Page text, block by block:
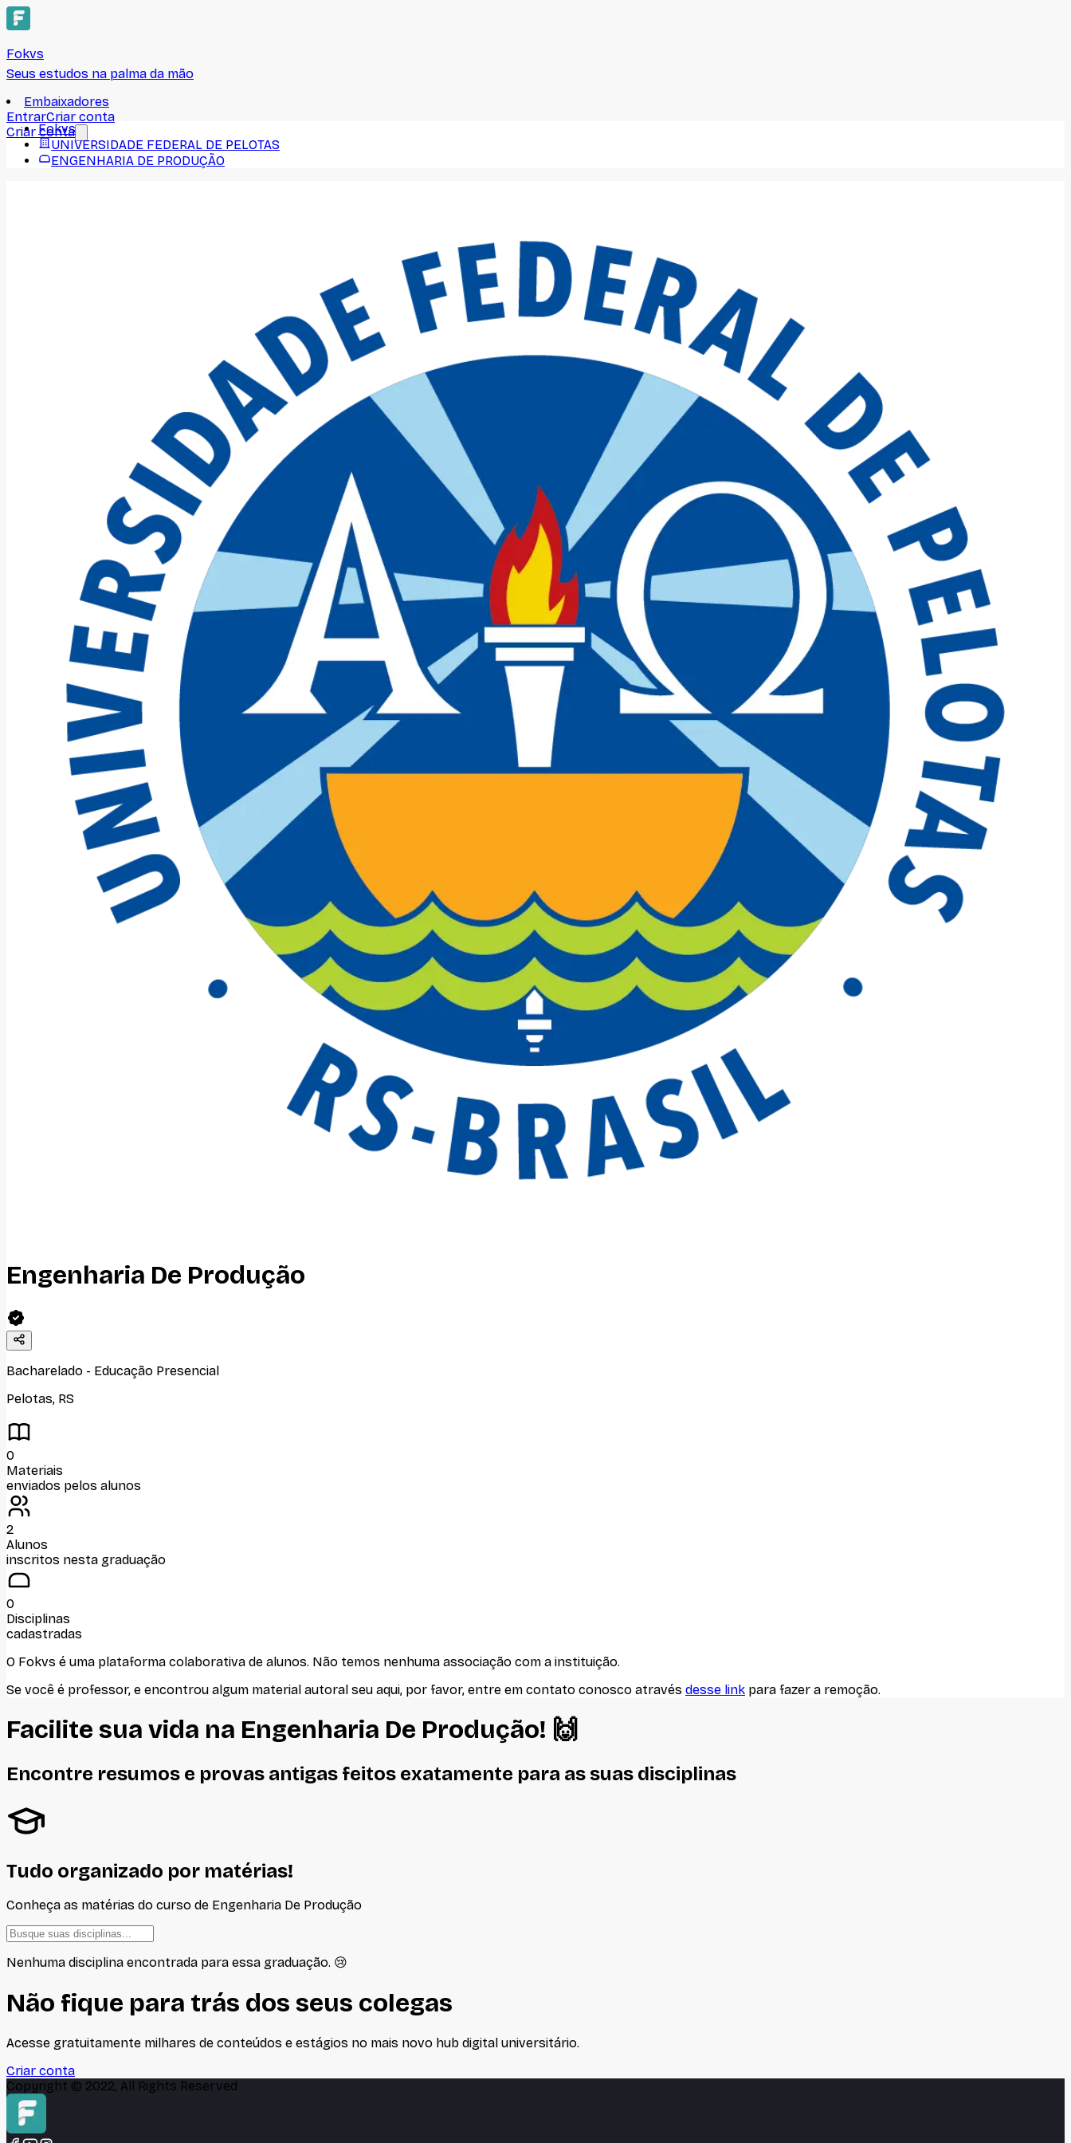
Fokvs
Seus estudos na palma da mão
Embaixadores
EntrarCriar conta
Criar conta
Fokvs
UNIVERSIDADE FEDERAL DE PELOTAS
ENGENHARIA DE PRODUÇÃO
Engenharia De Produção
Bacharelado - Educação Presencial
Pelotas, RS
0
Materiais
enviados pelos alunos
2
Alunos
inscritos nesta graduação
0
Disciplinas
cadastradas
O Fokvs é uma plataforma colaborativa de alunos. Não temos nenhuma associação com a instituição.
Se você é professor, e encontrou algum material autoral seu aqui, por favor, entre em contato conosco através desse link para fazer a remoção.
Facilite sua vida na Engenharia De Produção! 🙌
Encontre resumos e provas antigas feitos exatamente para as suas disciplinas
Tudo organizado por matérias!
Conheça as matérias do curso de Engenharia De Produção
Nenhuma disciplina encontrada para essa graduação. 😢
Não fique para trás dos seus colegas
Acesse gratuitamente milhares de conteúdos e estágios no mais novo hub digital universitário.
Criar conta
Copyright © 2022, All Rights Reserved